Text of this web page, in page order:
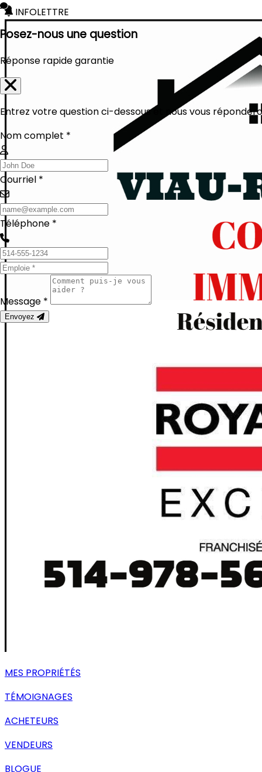
INFOLETTRE
MES PROPRIÉTÉS
TÉMOIGNAGES
ACHETEURS
VENDEURS
BLOGUE
Posez-nous une question
Réponse rapide garantie
Entrez votre question ci-dessous et nous vous
Nom complet *
Courriel *
Téléphone *
Message *
Envoyez